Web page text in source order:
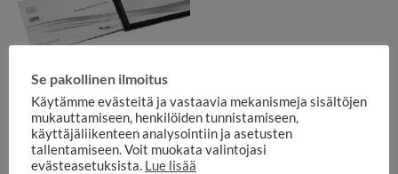
DESIGN ALBUMIT
Minialbumi Travel 40 kuvaa
10x15cm
6,60€
Se pakollinen ilmoitus
Käytämme evästeitä ja vastaavia mekanismeja sisältöjen
mukauttamiseen, henkilöiden tunnistamiseen,
käyttäjäliikenteen analysointiin ja asetusten
tallentamiseen. Voit muokata valintojasi
evästeasetuksista. Lue lisää